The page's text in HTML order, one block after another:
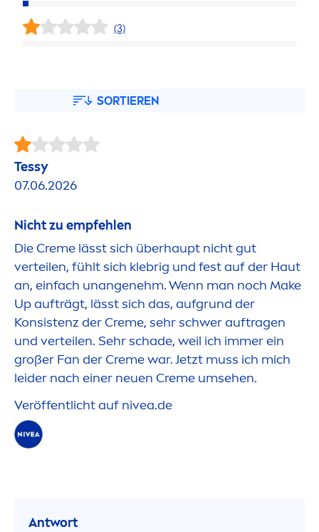
(3)
SORTIEREN
Tessy
07.06.2026
Nicht zu empfehlen
Die Creme lässt sich überhaupt nicht gut
verteilen, fühlt sich klebrig und fest auf der Haut
an, einfach unangenehm. Wenn man noch Make
Up aufträgt, lässt sich das, aufgrund der
Konsistenz der Creme, sehr schwer auftragen
und verteilen. Sehr schade, weil ich immer ein
großer Fan der Cremewar. Jetzt muss ich mich
leider nach einer neuen Creme umsehen.
Veröffentlicht auf nivea.de
Antwort